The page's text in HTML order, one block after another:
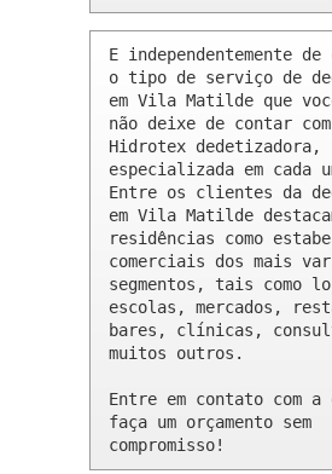
E independentemente
o tipo de serviço de
em Vila Matilde que
não deixe de contar
Hidrotex dedetizadora,
especializada em cada
Entre os clientes da
em Vila Matilde
residências como
comerciais dos mais
segmentos, tais como
escolas, mercados,
bares, clínicas,
muitos outros.
Entre em contato com a
faça um orçamento sem
compromisso!